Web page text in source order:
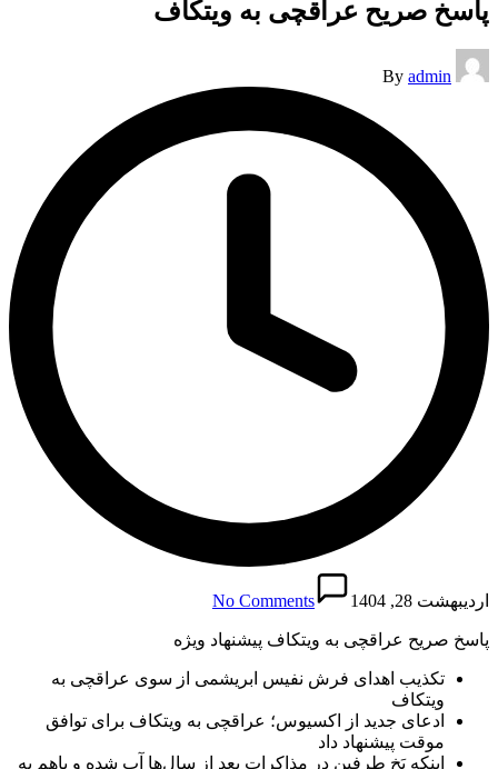
پاسخ صریح عراقچی به ویتکاف
Posted
by
By admin
اردیبهشت 28, 1404 No Comments
پاسخ صریح عراقچی به ویتکاف پیشنهاد ویژه
تکذیب اهدای فرش نفیس ابریشمی از سوی عراقچی به
ویتکاف
ادعای جدید از اکسیوس؛ عراقچی به ویتکاف برای توافق
موقت پیشنهاد داد
اینکه یَخ طرفین در مذاکرات بعد از سال‌ها آب شده و باهم به